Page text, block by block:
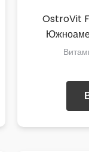
OstroVit